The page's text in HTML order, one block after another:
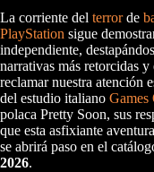
La corriente del terrorde
PlayStation sigue
independiente,
narrativas más retorcidas
reclamar nuestra atención
del estudio italiano Games
polaca Pretty Soon, sus
que esta asfixiante
se abrirá paso en el
2026.